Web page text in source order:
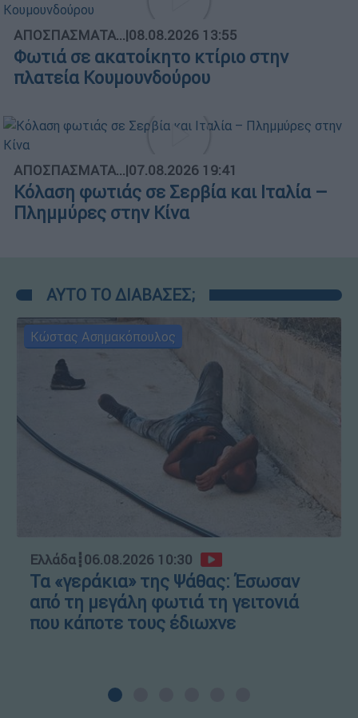
ΑΠΟΣΠΑΣΜΑΤΑ...|08.08.2026 13:55
Φωτιά σε ακατοίκητο κτίριο στην
πλατεία Κουμουνδούρου
ΑΠΟΣΠΑΣΜΑΤΑ...|07.08.2026 19:41
Κόλαση φωτιάς σε Σερβία και Ιταλία –
Πλημμύρες στην Κίνα
ΑΥΤΟ ΤΟ ΔΙΑΒΑΣΕΣ;
Κώστας Ασημακόπουλος
Ελλάδα┋06.08.2026 10:30
Τα «γεράκια» της Ψάθας: Έσωσαν
από τη μεγάλη φωτιά τη γειτονιά
που κάποτε τους έδιωχνε